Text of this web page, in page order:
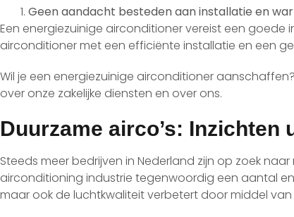
Geen aandacht besteden aan installatie en
Een energiezuinige airconditioner vereist een
airconditioner met een efficiënte installatie en een
Wil je een energiezuinige airconditioner
over onze zakelijke diensten en over ons.
Duurzame airco’s:
Steeds meer bedrijven in Nederland zijn op zoek
airconditioning industrie tegenwoordig een aantal
maar ook de luchtkwaliteit verbetert door middel